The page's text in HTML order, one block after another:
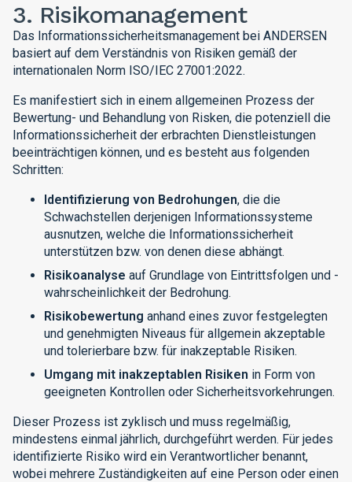
3. Risikomanagement
Das Informationssicherheitsmanagement bei ANDERSEN
basiert auf dem Verständnis von Risiken gemäß der
internationalen Norm ISO/IEC 27001:2022.
Es manifestiert sich in einem allgemeinen Prozess der
Bewertung- und Behandlung von Risken, die potenziell die
Informationssicherheit der erbrachten Dienstleistungen
beeinträchtigen können, und es besteht aus folgenden
Schritten:
Identifizierung von Bedrohungen, die die
Schwachstellen derjenigen Informationssysteme
ausnutzen, welche die Informationssicherheit
unterstützen bzw. von denen diese abhängt.
Risikoanalyse auf Grundlage von Eintrittsfolgen und -
wahrscheinlichkeit der Bedrohung.
Risikobewertung anhand eines zuvor festgelegten
und genehmigten Niveaus für allgemein akzeptable
und tolerierbare bzw. für inakzeptable Risiken.
Umgang mit inakzeptablen Risiken in Form von
geeigneten Kontrollen oder Sicherheitsvorkehrungen.
Dieser Prozess ist zyklisch und muss regelmäßig,
mindestens einmal jährlich, durchgeführt werden. Für jedes
identifizierte Risiko wird ein Verantwortlicher benannt,
wobei mehrere Zuständigkeiten auf eine Person oder einen